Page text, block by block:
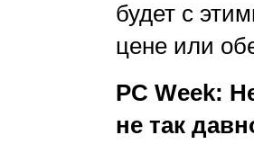
будет с
цене или
PC Week:
не так